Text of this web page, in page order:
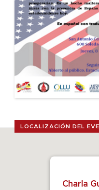
LOCALIZACIÓN DEL
Charla